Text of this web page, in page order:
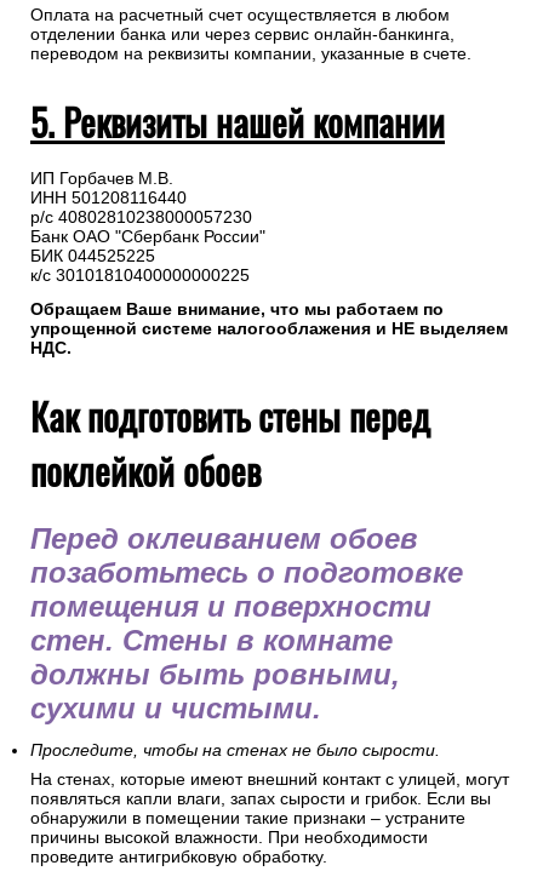
Оплата на расчетный счет осуществляется в любом
отделении банка или через сервис онлайн-банкинга,
переводом на реквизиты компании, указанные в счете.
5. Реквизиты нашей компании
ИП Горбачев М.В.
ИНН 501208116440
р/с 40802810238000057230
Банк ОАО "Сбербанк России"
БИК 044525225
к/с 30101810400000000225
Обращаем Ваше внимание, что мы работаем по
упрощенной системе налогооблажения и НЕ выделяем
НДС.
Как подготовить стены перед
поклейкой обоев
Перед оклеиванием обоев
позаботьтесь о подготовке
помещения и поверхности
стен. Стены в комнате
должны быть ровными,
сухими и чистыми.
Проследите, чтобы на стенах не было сырости.
На стенах, которые имеют внешний контакт с улицей, могут
появляться капли влаги, запах сырости и грибок. Если вы
обнаружили в помещении такие признаки – устраните
причины высокой влажности. При необходимости
проведите антигрибковую обработку.